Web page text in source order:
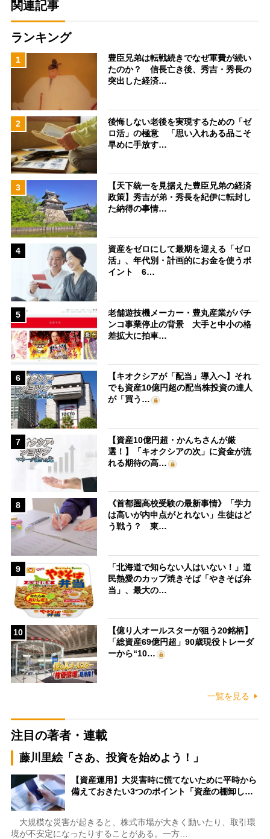
関連記事
ランキング
1
豊臣兄弟は転戦続きでなぜ軍費が続い
たのか？ 信長亡き後、秀吉・秀長の
突出した経済…
2
後悔しない老後を実現するための「ゼ
ロ活」の極意 「思い入れある品こそ
早めに手放す…
3
【天下統一を見据えた豊臣兄弟の経済
政策】秀吉が弟・秀長を紀伊に転封し
た納得の事情…
4
資産をゼロにして最期を迎える「ゼロ
活」、年代別・計画的にお金を使うポ
イント 6…
5
老舗遊技機メーカー・豊丸産業がパチ
ンコ事業停止の背景 大手と中小の格
差拡大に拍車…
6
【キオクシアが「配当」導入へ】それ
でも資産10億円超の配当株投資の達人
が「買う…
7
【資産10億円超・かんちさんが厳
選！】「キオクシアの次」に資金が流
れる期待の高…
8
《首都圏高校受験の最新事情》「学力
は高いが内申点がとれない」生徒はど
う戦う？ 東…
9
「北海道で知らない人はいない！」道
民熱愛のカップ焼きそば「やきそば弁
当」、最大の…
10
【億り人オールスターが狙う20銘柄】
「総資産69億円超」90歳現役トレーダ
ーから“10…
一覧を見る
注目の著者・連載
藤川里絵「さあ、投資を始めよう！」
【資産運用】大災害時に慌てないために平時から
備えておきたい3つのポイント「資産の棚卸し…
大規模な災害が起きると、株式市場が大きく動いたり、取引環
境が不安定になったりすることがある。一方…